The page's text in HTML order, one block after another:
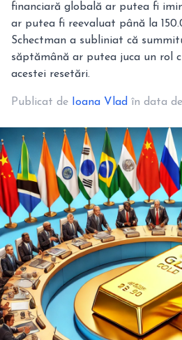
financiară globală ar putea fi
ar putea fi reevaluat până la
Schectman a subliniat că
săptămână ar putea juca un rol
acestei resetări.
Publicat de Ioana Vlad în data